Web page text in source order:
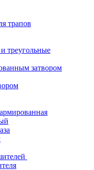
трапов
треугольные
затвором